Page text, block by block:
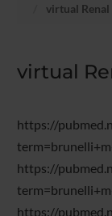
virtual Renal
virtual
https://
https://
https://